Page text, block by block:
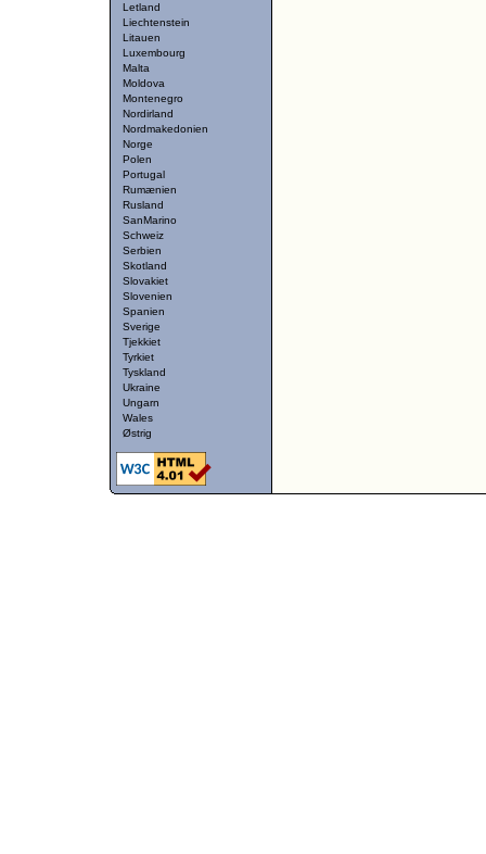
Letland
Liechtenstein
Litauen
Luxembourg
Malta
Moldova
Montenegro
Nordirland
Nordmakedonien
Norge
Polen
Portugal
Rumænien
Rusland
SanMarino
Schweiz
Serbien
Skotland
Slovakiet
Slovenien
Spanien
Sverige
Tjekkiet
Tyrkiet
Tyskland
Ukraine
Ungarn
Wales
Østrig